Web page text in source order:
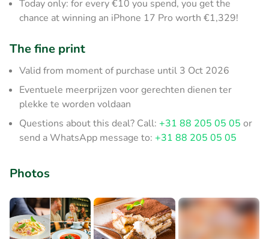
Today only: for every €10 you spend, you get the
chance at winning an iPhone 17 Pro worth €1,329!
The fine print
Valid from moment of purchase until 3 Oct 2026
Eventuele meerprijzen voor gerechten dienen ter
plekke te worden voldaan
Questions about this deal? Call: +31 88 205 05 05 or
send a WhatsApp message to: +31 88 205 05 05
Photos